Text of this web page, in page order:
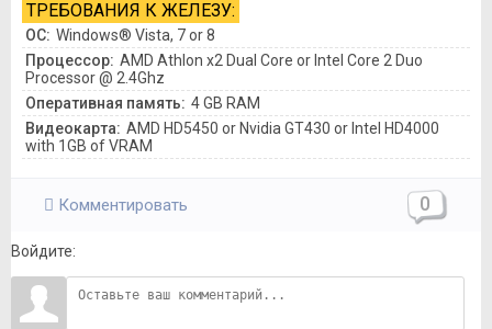
ТРЕБОВАНИЯ К ЖЕЛЕЗУ:
ОС: Windows® Vista, 7 or 8
Процессор: AMD Athlon x2 Dual Core or Intel Core 2 Duo
Processor @ 2.4Ghz
Оперативная память: 4 GB RAM
Видеокарта: AMD HD5450 or Nvidia GT430 or Intel HD4000
with 1GB of VRAM
Комментировать 0
Войдите: